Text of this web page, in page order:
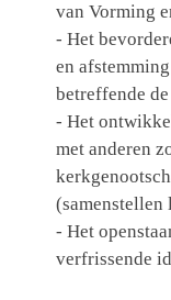
van Vorming
- Het
en
betreffende
- Het
met anderen
(samenstellen
- Het
verfrissende